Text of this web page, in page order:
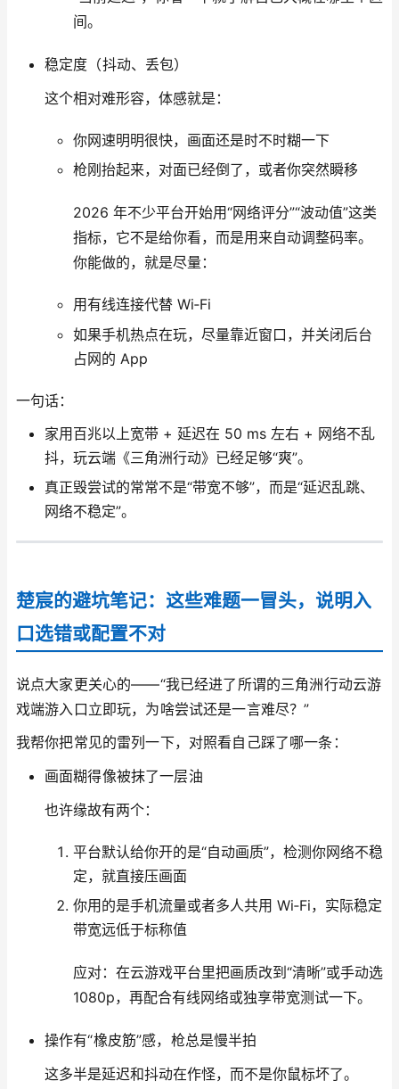
间。
稳定度（抖动、丢包）
这个相对难形容，体感就是：
你网速明明很快，画面还是时不时糊一下
枪刚抬起来，对面已经倒了，或者你突然瞬移
2026 年不少平台开始用“网络评分”“波动值”这类
指标，它不是给你看，而是用来自动调整码率。
你能做的，就是尽量：
用有线连接代替 Wi‑Fi
如果手机热点在玩，尽量靠近窗口，并关闭后台
占网的 App
一句话：
家用百兆以上宽带 + 延迟在 50 ms 左右 + 网络不乱
抖，玩云端《三角洲行动》已经足够“爽”。
真正毁尝试的常常不是“带宽不够”，而是“延迟乱跳、
网络不稳定”。
楚宸的避坑笔记：这些难题一冒头，说明入
口选错或配置不对
说点大家更关心的——“我已经进了所谓的三角洲行动云游
戏端游入口立即玩，为啥尝试还是一言难尽？”
我帮你把常见的雷列一下，对照看自己踩了哪一条：
画面糊得像被抹了一层油
也许缘故有两个：
平台默认给你开的是“自动画质”，检测你网络不稳
定，就直接压画面
你用的是手机流量或者多人共用 Wi‑Fi，实际稳定
带宽远低于标称值
应对：在云游戏平台里把画质改到“清晰”或手动选
1080p，再配合有线网络或独享带宽测试一下。
操作有“橡皮筋”感，枪总是慢半拍
这多半是延迟和抖动在作怪，而不是你鼠标坏了。